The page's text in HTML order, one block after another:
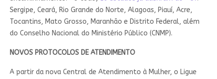
Sergipe, Ceará, Rio Grande do Norte, Alagoas, Piauí, Acre,
Tocantins, Mato Grosso, Maranhão e Distrito Federal, além
do Conselho Nacional do Ministério Público (CNMP).
NOVOS PROTOCOLOS DE ATENDIMENTO
A partir da nova Central de Atendimento à Mulher, o Ligue